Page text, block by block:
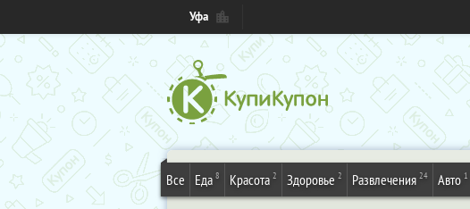
Уфа
Все Еда 8 Красота 2 Здоровье 2 Развлечения 24 Авто 1